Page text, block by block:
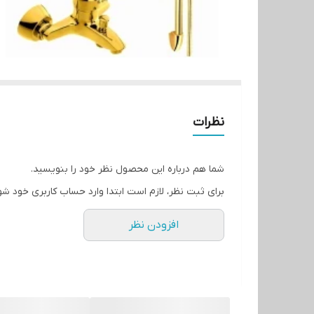
نظرات
شما هم درباره این محصول نظر خود را بنویسید.
برای ثبت نظر، لازم است ابتدا وارد حساب کاربری خود
افزودن نظر